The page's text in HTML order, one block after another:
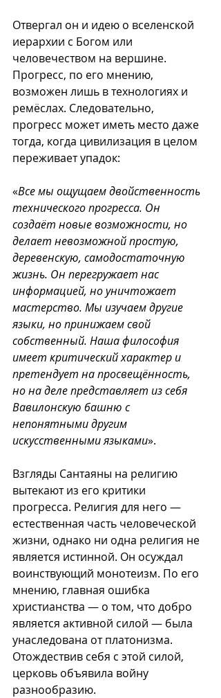
Отвергал он и идею о вселенской
иерархии с Богом или
человечеством на вершине.
Прогресс, по его мнению,
возможен лишь в технологиях и
ремёслах. Следовательно,
прогресс может иметь место даже
тогда, когда цивилизация в целом
переживает упадок:
«Все мы ощущаем двойственность
технического прогресса. Он
создаёт новые возможности, но
делает невозможной простую,
деревенскую, самодостаточную
жизнь. Он перегружает нас
информацией, но уничтожает
мастерство. Мы изучаем другие
языки, но принижаем свой
собственный. Наша философия
имеет критический характер и
претендует на просвещённость,
но на деле представляет из себя
Вавилонскую башню с
непонятными другим
искусственными языками».
Взгляды Сантаяны на религию
вытекают из его критики
прогресса. Религия для него —
естественная часть человеческой
жизни, однако ни одна религия не
является истинной. Он осуждал
воинствующий монотеизм. По его
мнению, главная ошибка
христианства — о том, что добро
является активной силой — была
унаследована от платонизма.
Отождествив себя с этой силой,
церковь объявила войну
разнообразию.